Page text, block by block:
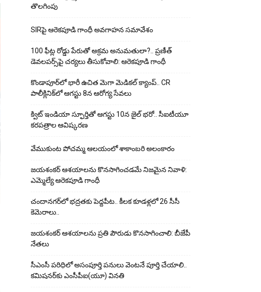
తొలగింపు
SIRపై ఆరెకపూడి గాంధీ అవగాహన సమావేశం
100 ఫీట్ల రోడ్డు పేరుతో అక్రమ అనుమతులా?.. ప్రణీత్
డెవలపర్స్‌పై చర్యలు తీసుకోవాలి: ఆరెకపూడి గాంధీ
కొండాపూర్‌లో భారీ ఉచిత మెగా మెడికల్ క్యాంప్.. CR
పాలీక్లినిక్‌లో ఆగస్టు 8న ఆరోగ్య సేవలు
క్విట్ ఇండియా స్ఫూర్తితో ఆగస్టు 10న జైల్ భరో.. సీఐటీయూ
కరపత్రాల ఆవిష్కరణ
వేముకుంట పోచమ్మ ఆలయంలో శాకాంబరి అలంకారం
జయశంకర్ ఆశయాలను కొనసాగించడమే నిజమైన నివాళి:
ఎమ్మెల్యే ఆరెక‌పూడి గాంధీ
చందానగర్‌లో భద్రతకు పెద్దపీట.. కీలక కూడళ్లలో 26 సీసీ
కెమెరాలు..
జయశంకర్ ఆశయాలను ప్రతి పౌరుడు కొనసాగించాలి: బీజేపీ
నేతలు
సీఎంసీ పరిధిలో అసంపూర్తి పనులు వెంటనే పూర్తి చేయాలి..
కమిషనర్‌కు ఎంసీపీఐ(యూ) వినతి